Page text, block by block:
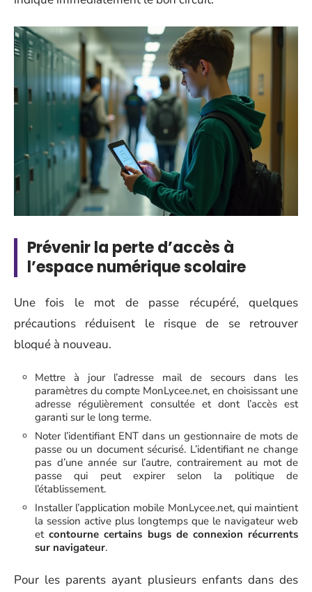
Prévenir la perte d’accès à
l’espace numérique scolaire
Une fois le mot de passe récupéré, quelques
précautions réduisent le risque de se retrouver
bloqué à nouveau.
Mettre à jour l’adresse mail de secours dans les
paramètres du compte MonLycee.net, en choisissant une
adresse régulièrement consultée et dont l’accès est
garanti sur le long terme.
Noter l’identifiant ENT dans un gestionnaire de mots de
passe ou un document sécurisé. L’identifiant ne change
pas d’une année sur l’autre, contrairement au mot de
passe qui peut expirer selon la politique de
l’établissement.
Installer l’application mobile MonLycee.net, qui maintient
la session active plus longtemps que le navigateur web
etcontourne certains bugs de connexion récurrents
sur navigateur.
Pour les parents ayant plusieurs enfants dans des